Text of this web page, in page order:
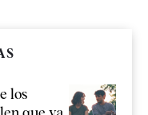
los